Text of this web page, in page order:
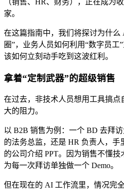
家。
在这篇指南中，我们将探讨为什么
圈”，业务人员如何利用“数字员工
该如何立刻动手吃到这波红利。
拿着“定制武器”的超级销售
在过去，非技术人员想用工具搞点
大的阻力。
以 B2B 销售为例：一个 BD 去拜
的法务总监，还是 HR 负责人，手
的公司介绍 PPT。因为销售不懂
为每一次拜访单独做一个 Demo。
但在现在的 AI 工作流里，情况完